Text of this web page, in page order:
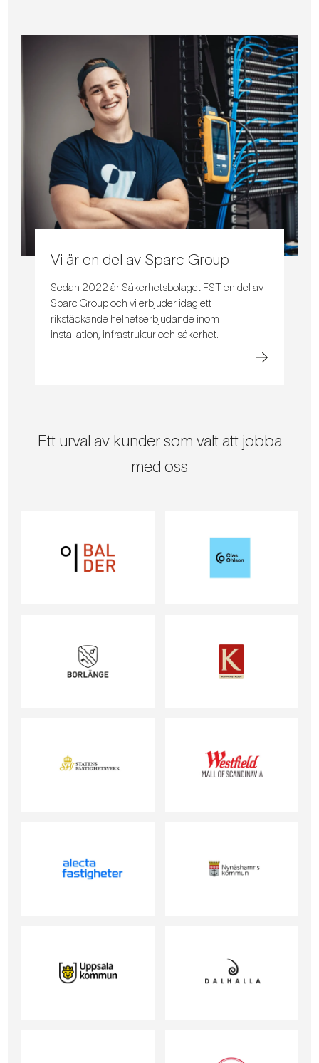
Vi är en del av Sparc Group
Sedan 2022 är Säkerhetsbolaget FST en del av
Sparc Group och vi erbjuder idag ett
rikstäckande helhetserbjudande inom
installation, infrastruktur och säkerhet.
Ett urval av kunder som valt att jobba
med oss